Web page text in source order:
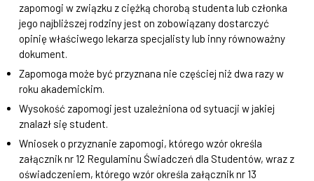
zapomogi w związku z ciężką chorobą studenta lub członka
jego najbliższej rodziny jest on zobowiązany dostarczyć
opinię właściwego lekarza specjalisty lub inny równoważny
dokument.
Zapomoga może być przyznana nie częściej niż dwa razy w
roku akademickim.
Wysokość zapomogi jest uzależniona od sytuacji w jakiej
znalazł się student.
Wniosek o przyznanie zapomogi, którego wzór określa
załącznik nr 12 Regulaminu Świadczeń dla Studentów, wraz z
oświadczeniem, którego wzór określa załącznik nr 13